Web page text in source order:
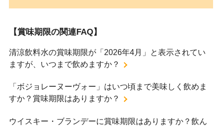
【賞味期限の関連FAQ】
清涼飲料水の賞味期限が「2026年4月」と表示されてい
ますが、いつまで飲めますか？
「ボジョレーヌーヴォー」はいつ頃まで美味しく飲めま
すか？賞味期限はありますか？
ウイスキー・ブランデーに賞味期限はありますか？飲ん